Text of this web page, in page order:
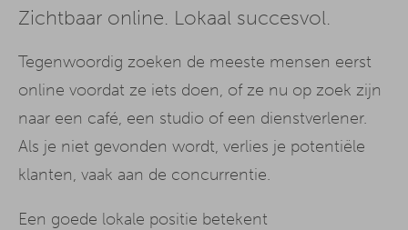
Zichtbaar online. Lokaal succesvol.
Tegenwoordig zoeken de meeste mensen eerst
online voordat ze iets doen, of ze nu op zoek zijn
naar een café, een studio of een dienstverlener.
Als je niet gevonden wordt, verlies je potentiële
klanten, vaak aan de concurrentie.
Een goede lokale positie betekent